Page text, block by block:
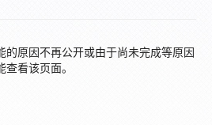
的原因不再公开或由于尚未完成等原因
查看该页面。